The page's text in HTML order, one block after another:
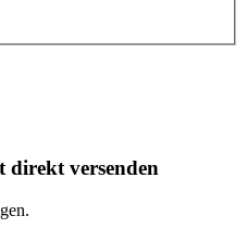
direkt versenden